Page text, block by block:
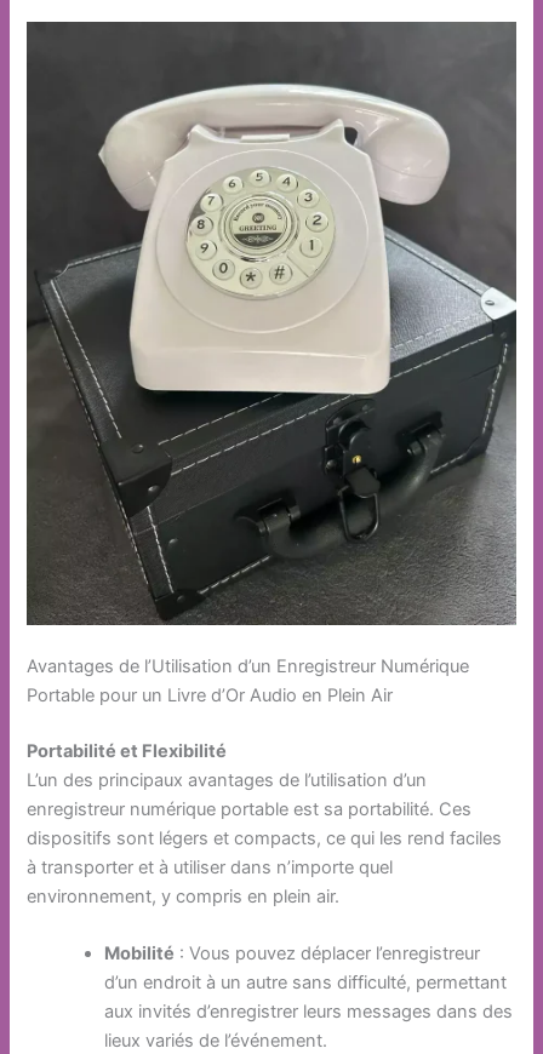
Avantages de l’Utilisation d’un Enregistreur Numérique
Portable pour un Livre d’Or Audio en Plein Air
Portabilité et Flexibilité
L’un des principaux avantages de l’utilisation d’un
enregistreur numérique portable est sa portabilité. Ces
dispositifs sont légers et compacts, ce qui les rend faciles
à transporter et à utiliser dans n’importe quel
environnement, y compris en plein air.
Mobilité : Vous pouvez déplacer l’enregistreur
d’un endroit à un autre sans difficulté, permettant
aux invités d’enregistrer leurs messages dans des
lieux variés de l’événement.